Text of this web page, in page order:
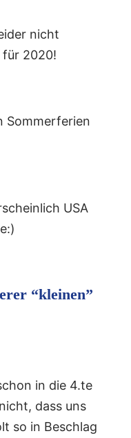
nicht
für 2020!
Sommerferien
USA
“kleinen”
in die 4.te
dass uns
so in Beschlag